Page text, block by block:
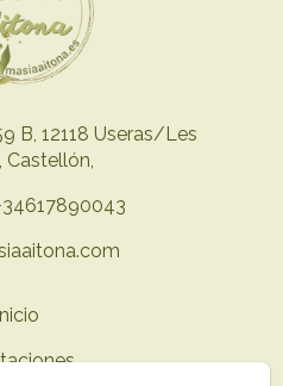
B, 12118 Useras/Les
Castellón,